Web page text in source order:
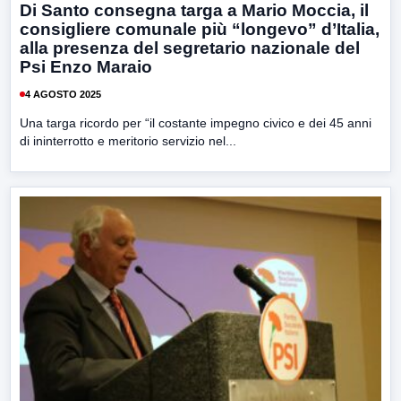
Di Santo consegna targa a Mario Moccia, il
consigliere comunale più “longevo” d’Italia,
alla presenza del segretario nazionale del
Psi Enzo Maraio
4 AGOSTO 2025
Una targa ricordo per “il costante impegno civico e dei 45 anni
di ininterrotto e meritorio servizio nel...